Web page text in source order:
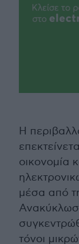
Η
οικονομία
μέσα από
τόνοι